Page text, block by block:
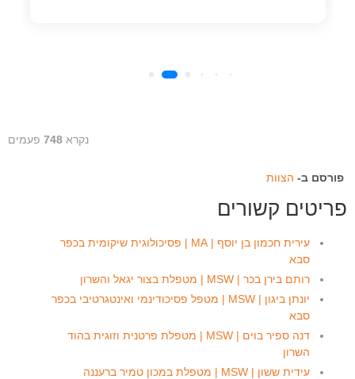
נקרא 748 פעמים
פורסם ב- הצוות
פריטים קשורים
עירית חכמון בן יוסף | MA | פסיכולוגית שיקומית בכפר
סבא
רותם בירן בכר | MSW | מטפלת בצור יגאל והשרון
יונתן ביגון | MSW | מטפל פסיכודינמי ואינטגרטיבי בכפר
סבא
דנה ספיר בוים | MSW | מטפלת פרטנית וזוגית בהוד
השרון
עידית ששון | MSW | מטפלת במכון טמיר ברעננה